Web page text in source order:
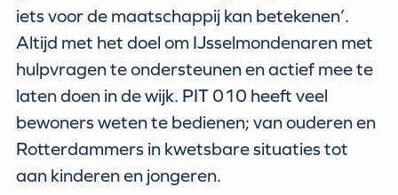
iets voor de maatschappij kan betekenen’.
Altijd met het doel om IJsselmondenaren met
hulpvragen te ondersteunen en actief mee te
laten doen in de wijk. PIT 010 heeft veel
bewoners weten te bedienen; van ouderen en
Rotterdammers in kwetsbare situaties tot
aan kinderen en jongeren.